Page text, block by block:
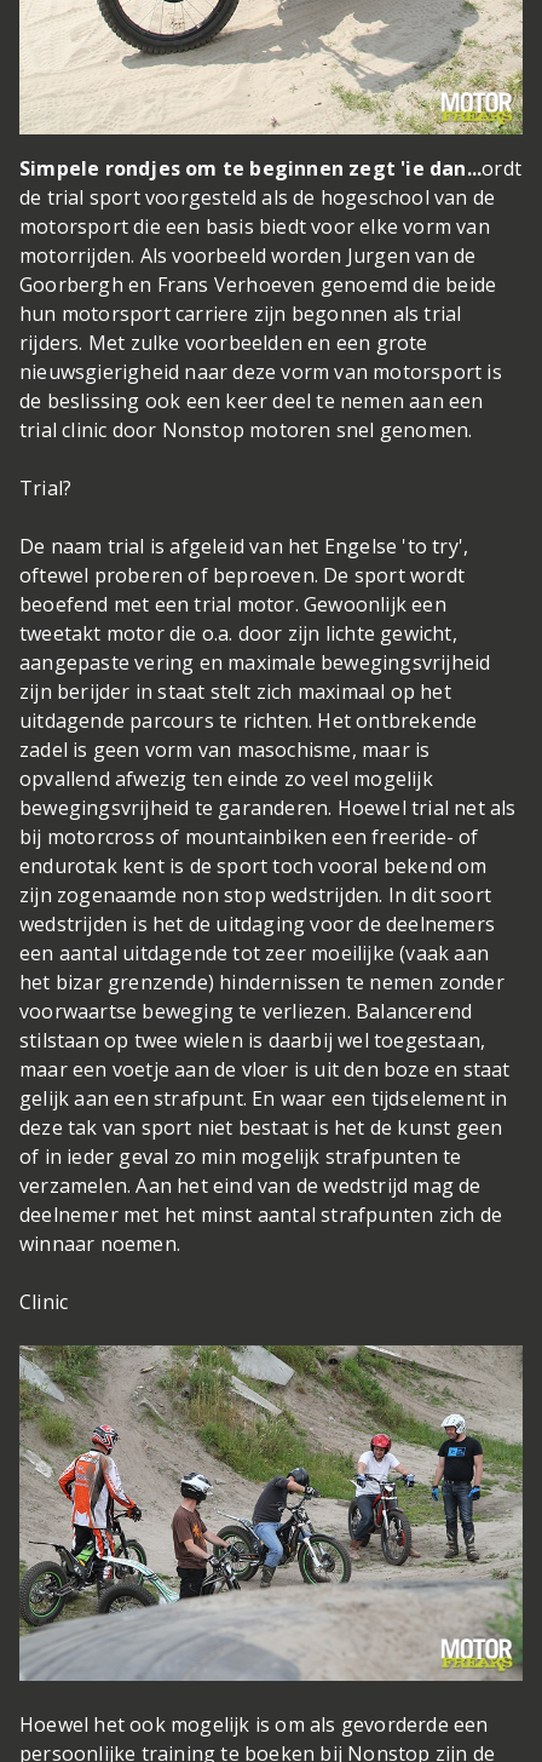
Simpele rondjes om te beginnen zegt 'ie dan...ordt
de trial sport voorgesteld als de hogeschool van de
motorsport die een basis biedt voor elke vorm van
motorrijden. Als voorbeeld worden Jurgen van de
Goorbergh en Frans Verhoeven genoemd die beide
hun motorsport carriere zijn begonnen als trial
rijders. Met zulke voorbeelden en een grote
nieuwsgierigheid naar deze vorm van motorsport is
de beslissing ook een keer deel te nemen aan een
trial clinic door Nonstop motoren snel genomen.
Trial?
De naam trial is afgeleid van het Engelse 'to try',
oftewel proberen of beproeven. De sport wordt
beoefend met een trial motor. Gewoonlijk een
tweetakt motor die o.a. door zijn lichte gewicht,
aangepaste vering en maximale bewegingsvrijheid
zijn berijder in staat stelt zich maximaal op het
uitdagende parcours te richten. Het ontbrekende
zadel is geen vorm van masochisme, maar is
opvallend afwezig ten einde zo veel mogelijk
bewegingsvrijheid te garanderen. Hoewel trial net als
bij motorcross of mountainbiken een freeride- of
endurotak kent is de sport toch vooral bekend om
zijn zogenaamde non stop wedstrijden. In dit soort
wedstrijden is het de uitdaging voor de deelnemers
een aantal uitdagende tot zeer moeilijke (vaak aan
het bizar grenzende) hindernissen te nemen zonder
voorwaartse beweging te verliezen. Balancerend
stilstaan op twee wielen is daarbij wel toegestaan,
maar een voetje aan de vloer is uit den boze en staat
gelijk aan een strafpunt. En waar een tijdselement in
deze tak van sport niet bestaat is het de kunst geen
of in ieder geval zo min mogelijk strafpunten te
verzamelen. Aan het eind van de wedstrijd mag de
deelnemer met het minst aantal strafpunten zich de
winnaar noemen.
Clinic
Hoewel het ook mogelijk is om als gevorderde een
persoonlijke training te boeken bij Nonstop zijn de